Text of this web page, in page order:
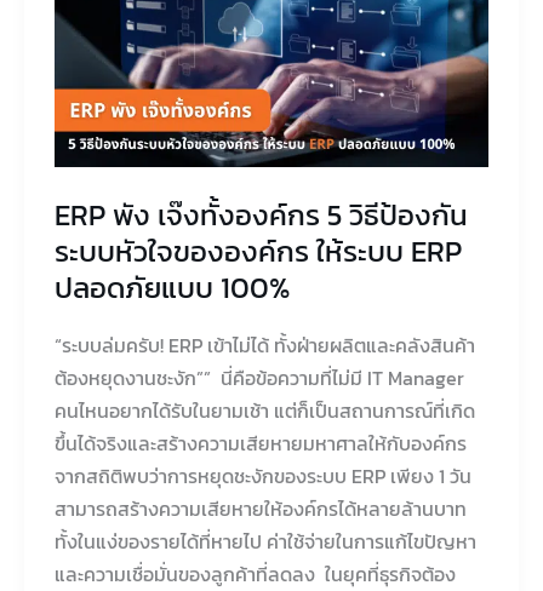
ERP พัง เจ๊งทั้งองค์กร 5 วิธีป้องกัน
ระบบหัวใจขององค์กร ให้ระบบ ERP
ปลอดภัยแบบ 100%
“ระบบล่มครับ! ERP เข้าไม่ได้ ทั้งฝ่ายผลิตและคลังสินค้า
ต้องหยุดงานชะงัก”” นี่คือข้อความที่ไม่มี IT Manager
คนไหนอยากได้รับในยามเช้า แต่ก็เป็นสถานการณ์ที่เกิด
ขึ้นได้จริงและสร้างความเสียหายมหาศาลให้กับองค์กร
จากสถิติพบว่าการหยุดชะงักของระบบ ERP เพียง 1 วัน
สามารถสร้างความเสียหายให้องค์กรได้หลายล้านบาท
ทั้งในแง่ของรายได้ที่หายไป ค่าใช้จ่ายในการแก้ไขปัญหา
และความเชื่อมั่นของลูกค้าที่ลดลง ในยุคที่ธุรกิจต้อง
ทั้ง
องค์กร
5
วิธี
ป้องกัน
หัวใจ
ของ
องค์กร
ระบบ
ERP
ปลอดภัย
แบบ
100%